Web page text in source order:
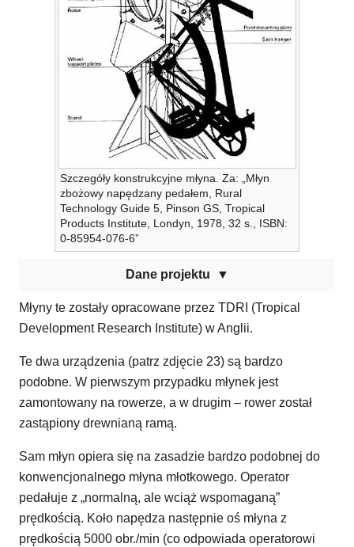
Szczegóły konstrukcyjne młyna. Za: „Młyn
zbożowy napędzany pedałem, Rural
Technology Guide 5, Pinson GS, Tropical
Products Institute, Londyn, 1978, 32 s., ISBN:
0-85954-076-6”
Dane projektu
Młyny te zostały opracowane przez TDRI (Tropical
Development Research Institute) w Anglii.
Te dwa urządzenia (patrz zdjęcie 23) są bardzo
podobne. W pierwszym przypadku młynek jest
zamontowany na rowerze, a w drugim – rower został
zastąpiony drewnianą ramą.
Sam młyn opiera się na zasadzie bardzo podobnej do
konwencjonalnego młyna młotkowego. Operator
pedałuje z „normalną, ale wciąż wspomaganą”
prędkością. Koło napędza następnie oś młyna z
prędkością 5000 obr./min (co odpowiada operatorowi